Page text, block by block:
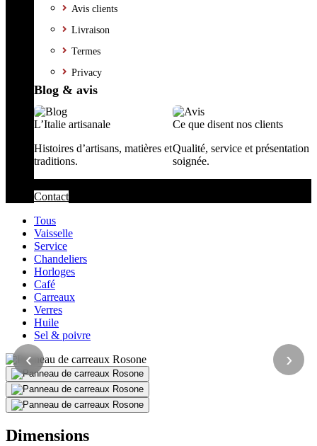
Avis clients
Livraison
Termes
Privacy
Blog & avis
L’Italie artisanale
Histoires d’artisans, matières et
traditions.
Ce que disent nos clients
Qualité, service et présentation
soignée.
Contact
Tous
Vaisselle
Service
Chandeliers
Horloges
Café
Carreaux
Verres
Huile
Sel & poivre
‹ ›
Dimensions